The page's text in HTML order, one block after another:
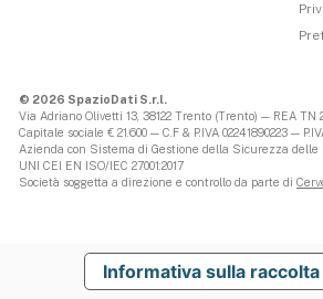
© 2026 SpazioDati S.r.l.
Via Adriano Olivetti 13, 38122 Trento (Trento) — REA TN
Capitale sociale € 21.600 — C.F & P.IVA 02241890223 —
Azienda con Sistema di Gestione della Sicurezza
UNI CEI EN ISO/IEC 27001:2017
Società soggetta a direzione e controllo da parte di
Informativa sulla raccolta